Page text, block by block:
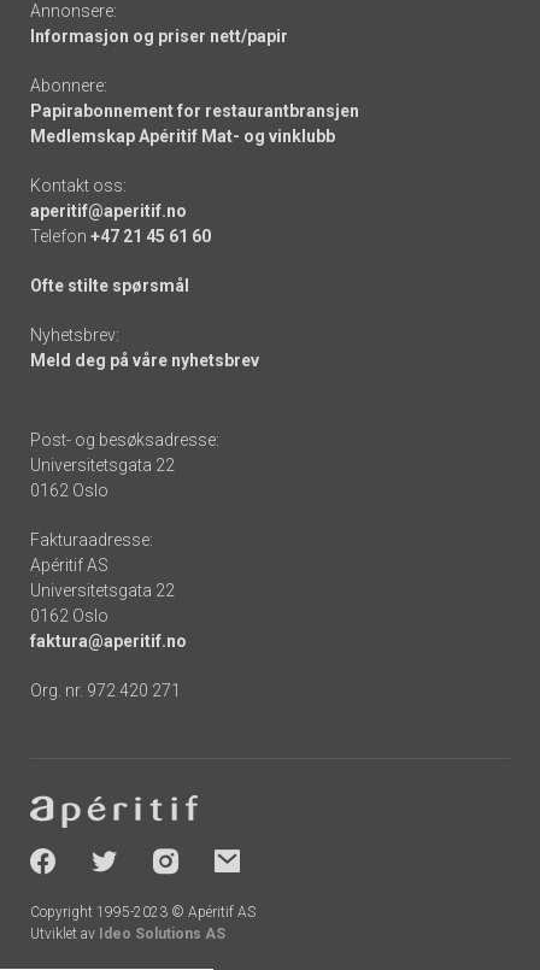
Annonsere:
Informasjon og priser nett/papir
Abonnere:
Papirabonnement for restaurantbransjen
Medlemskap Apéritif Mat- og vinklubb
Kontakt oss:
aperitif@aperitif.no
Telefon +47 21 45 61 60
Ofte stilte spørsmål
Nyhetsbrev:
Meld deg på våre nyhetsbrev
Post- og besøksadresse:
Universitetsgata 22
0162 Oslo
Fakturaadresse:
Apéritif AS
Universitetsgata 22
0162 Oslo
faktura@aperitif.no
Org. nr. 972 420 271
-
socials
Copyright 1995-2023 © Apéritif AS
Utviklet av Ideo Solutions AS